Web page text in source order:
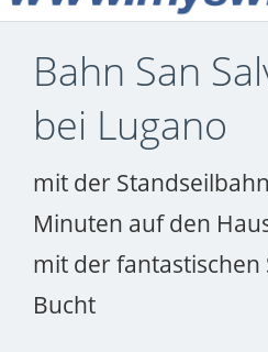
Bahn San
bei Lugano
mit der
Minuten auf den
mit der fantastischen
Bucht